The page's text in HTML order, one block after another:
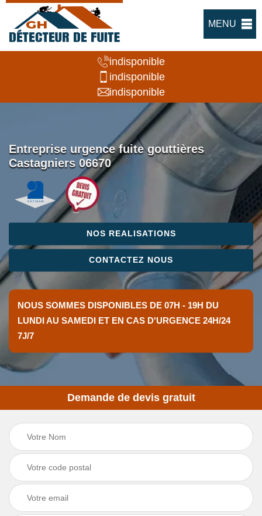
MENU
indisponible
indisponible
indisponible
Entreprise urgence fuite gouttières
Castagniers 06670
NOS REALISATIONS
CONTACTEZ NOUS
NOUS SOMMES DISPONIBLES DE 07H - 19H DU
LUNDI AU SAMEDI ET EN CAS D'URGENCE 24H/24
7J/7
Demande de devis gratuit